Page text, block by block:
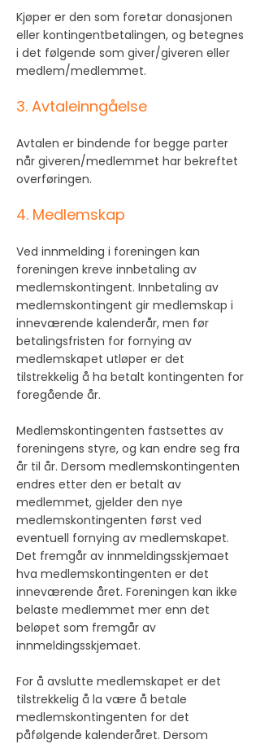
Kjøper er den som foretar donasjonen
eller kontingentbetalingen, og betegnes
i det følgende som giver/giveren eller
medlem/medlemmet.
3. Avtaleinngåelse
Avtalen er bindende for begge parter
når giveren/medlemmet har bekreftet
overføringen.
4. Medlemskap
Ved innmelding i foreningen kan
foreningen kreve innbetaling av
medlemskontingent. Innbetaling av
medlemskontingent gir medlemskap i
inneværende kalenderår, men før
betalingsfristen for fornying av
medlemskapet utløper er det
tilstrekkelig å ha betalt kontingenten for
foregående år.
Medlemskontingenten fastsettes av
foreningens styre, og kan endre seg fra
år til år. Dersom medlemskontingenten
endres etter den er betalt av
medlemmet, gjelder den nye
medlemskontingenten først ved
eventuell fornying av medlemskapet.
Det fremgår av innmeldingsskjemaet
hva medlemskontingenten er det
inneværende året. Foreningen kan ikke
belaste medlemmet mer enn det
beløpet som fremgår av
innmeldingsskjemaet.
For å avslutte medlemskapet er det
tilstrekkelig å la være å betale
medlemskontingenten for det
påfølgende kalenderåret. Dersom